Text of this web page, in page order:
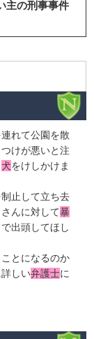
主の刑事事件
連れて公園を散
けが悪いと注
犬をけしかけま
止して立ち去
んに対して暴
出頭してほし
とになるのか
詳しい弁護士に